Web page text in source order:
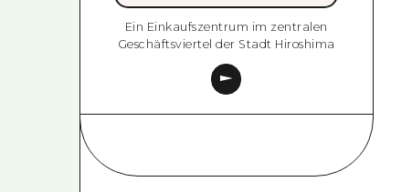
Ein Einkaufszentrum im zentralen
Geschäftsviertel der Stadt Hiroshima